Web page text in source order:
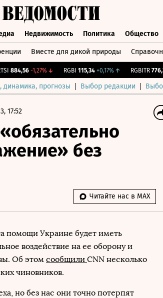
Недвижимость Политика Общество
Вместе для дикой природы
884,56 -1,27% ↓ RGBI 115,34 +0,17% ↑ RGBITR
прогнозы Выбор редакции
17:52
без
Читайте нас в MAX
помощи Украине будет иметь
воздействие на ее оборону и
Об этом сообщили CNN несколько
чиновников.
но без нас они точно потерпят